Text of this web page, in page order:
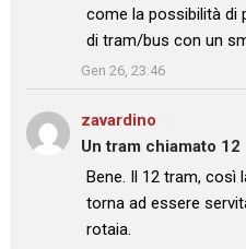
come la possibilità di
di tram/bus con un
”
Gen 26, 23:46
zavardino
Un tram chiamato 12
: “
Bene. Il 12 tram, così
torna ad essere
rotaia.
”